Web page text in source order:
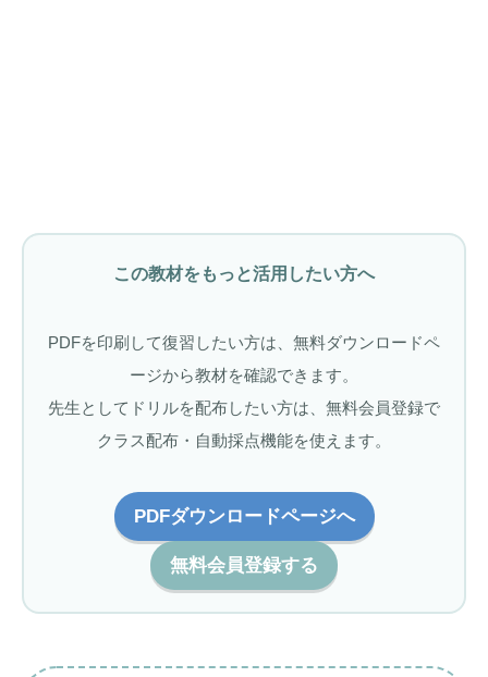
この教材をもっと活用したい方へ
PDFを印刷して復習したい方は、無料ダウンロードペ
ージから教材を確認できます。
先生としてドリルを配布したい方は、無料会員登録で
クラス配布・自動採点機能を使えます。
PDFダウンロードページへ
無料会員登録する